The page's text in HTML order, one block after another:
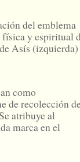
del emblema
y espiritual
Asís
como
de recolección
atribuye al
marca en el